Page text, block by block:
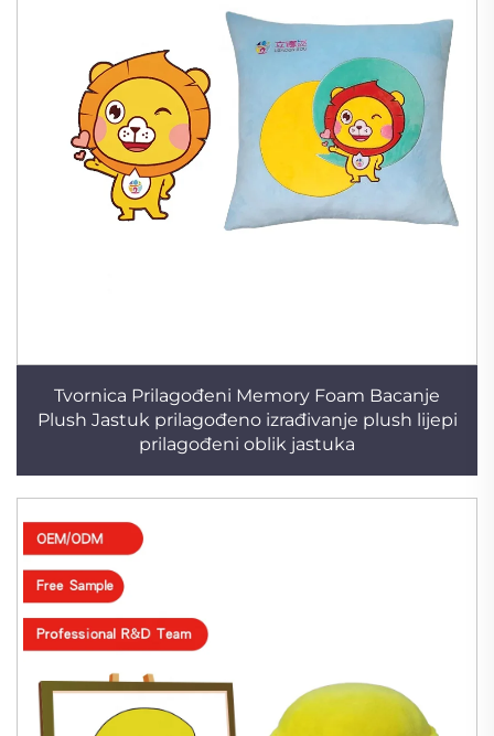
Tvornica Prilagođeni Memory Foam Bacanje
Plush Jastuk prilagođeno izrađivanje plush lijepi
prilagođeni oblik jastuka